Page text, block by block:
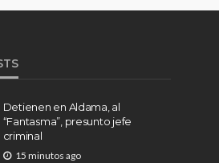
Detienen en Aldama, al
“Fantasma”, presunto jefe
criminal
15 minutos ago